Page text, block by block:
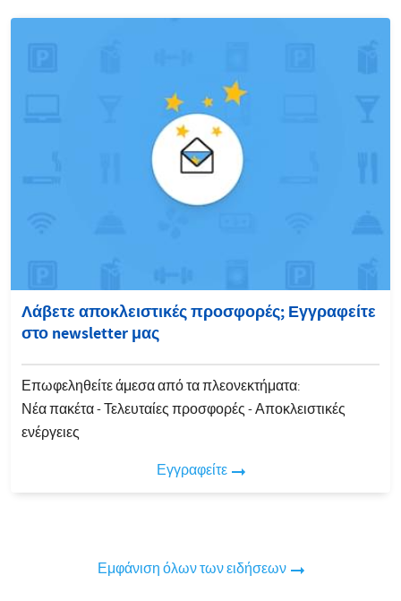
Λάβετε αποκλειστικές προσφορές; Εγγραφείτε
στο newsletter μας
Επωφεληθείτε άμεσα από τα πλεονεκτήματα:
Νέα πακέτα - Τελευταίες προσφορές - Αποκλειστικές
ενέργειες
Εγγραφείτε
Εμφάνιση όλων των ειδήσεων